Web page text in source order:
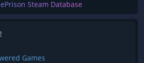
Steam Database
Games